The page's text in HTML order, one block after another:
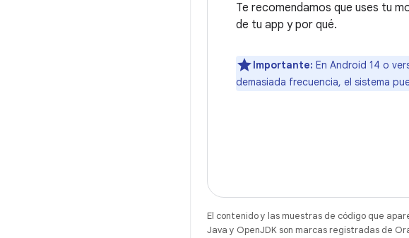
Te recomendamos que uses tu
de tu app y por qué.
Importante: En Android 14 o
demasiada frecuencia, el sistema
El contenido y las muestras de código que
Java y OpenJDK son marcas registradas de